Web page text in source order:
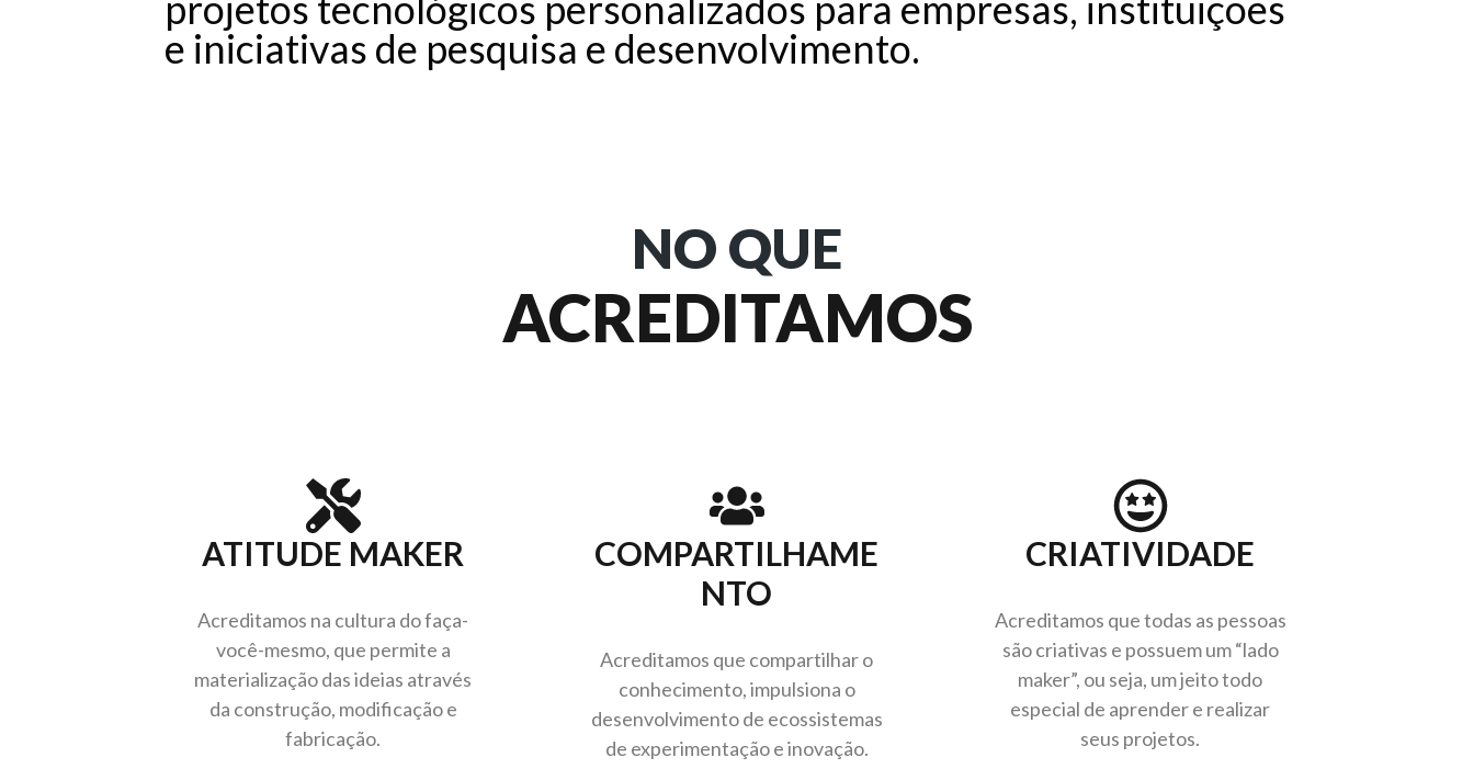
e iniciativas de pesquisa e desenvolvimento.​
NO QUE
ACREDITAMOS
ATITUDE MAKER
Acreditamos na cultura do faça-
você-mesmo, que permite a
materialização das ideias através
da construção, modificação e
fabricação.
COMPARTILHAME
NTO
Acreditamos que compartilhar o
conhecimento, impulsiona o
desenvolvimento de ecossistemas
de experimentação e inovação.
CRIATIVIDADE
​Acreditamos que todas as pessoas
são criativas e possuem um “lado
maker”, ou seja, um jeito todo
especial de aprender e realizar
seus projetos.